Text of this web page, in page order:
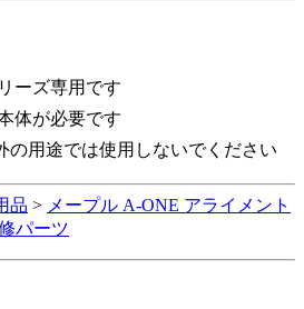
ーズ専用です
体が必要です
用途では使用しないでください
品 > メープル A-ONE アライメント
パーツ